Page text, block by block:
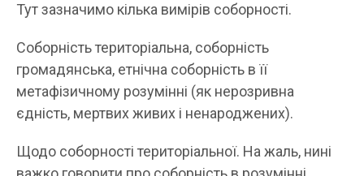
Тут зазначимо кілька вимірів соборності.
Соборність територіальна, соборність
громадянська, етнічна соборність в її
метафізичному розумінні (як нерозривна
єдність, мертвих живих і ненароджених).
Щодо соборності територіальної. На жаль, нині